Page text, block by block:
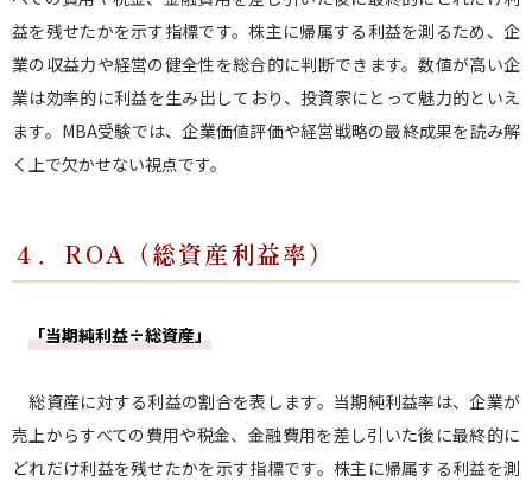
益を残せたかを示す指標です。株主に帰属する利益を測るため、企
業の収益力や経営の健全性を総合的に判断できます。数値が高い企
業は効率的に利益を生み出しており、投資家にとって魅力的といえ
ます。MBA受験では、企業価値評価や経営戦略の最終成果を読み解
く上で欠かせない視点です。
４．ROA（総資産利益率）
「当期純利益÷総資産」
総資産に対する利益の割合を表します。当期純利益率は、企業が
売上からすべての費用や税金、金融費用を差し引いた後に最終的に
どれだけ利益を残せたかを示す指標です。株主に帰属する利益を測